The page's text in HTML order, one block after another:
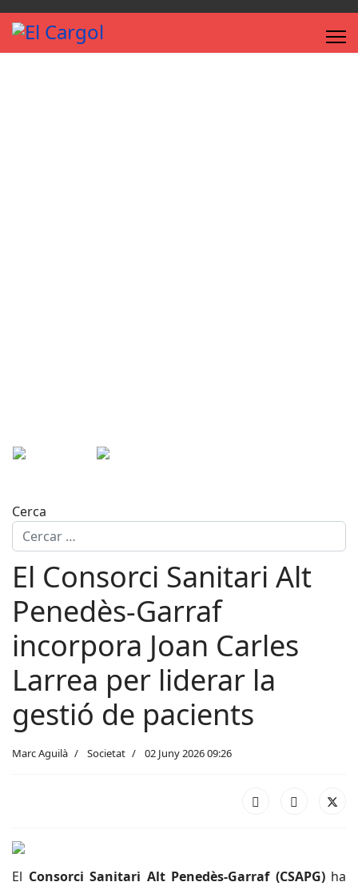
Cerca
El Consorci Sanitari Alt
Penedès-Garraf
incorpora Joan Carles
Larrea per liderar la
gestió de pacients
Marc Aguilà Societat 02 Juny 2026 09:26
El Consorci Sanitari Alt Penedès-Garraf (CSAPG)ha